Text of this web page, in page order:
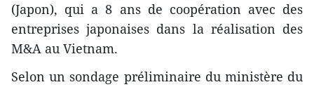
(Japon), qui a 8 ans de coopération avec des
entreprises japonaises dans la réalisation des
M&A au Vietnam.
Selon un sondage préliminaire du ministère du